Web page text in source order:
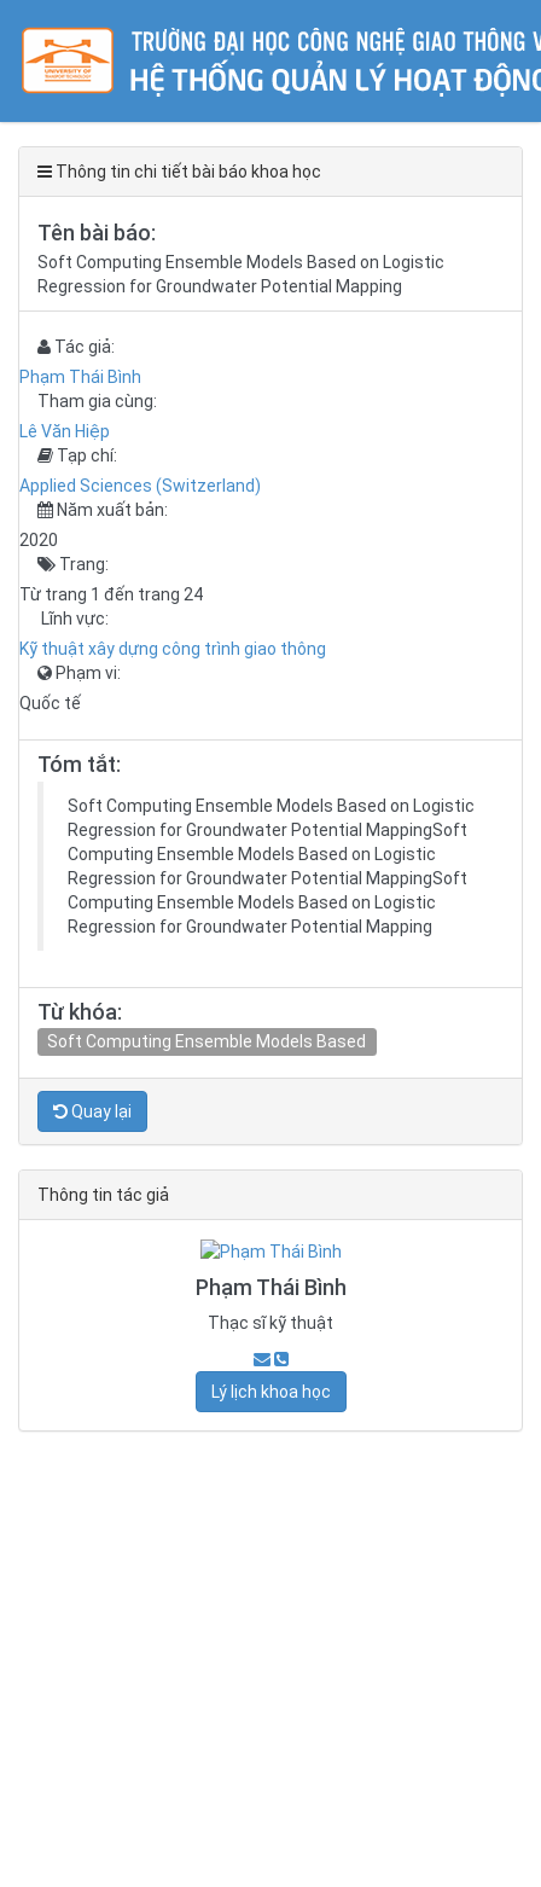
Thông tin chi tiết bài báo khoa học
Tên bài báo:
Soft Computing Ensemble Models Based on Logistic
Regression for Groundwater Potential Mapping
Tác giả:
Phạm Thái Bình
Tham gia cùng:
Lê Văn Hiệp
Tạp chí:
Applied Sciences (Switzerland)
Năm xuất bản:
2020
Trang:
Từ trang 1 đến trang 24
Lĩnh vực:
Kỹ thuật xây dựng công trình giao thông
Phạm vi:
Quốc tế
Tóm tắt:
Soft Computing Ensemble Models Based on Logistic
Regression for Groundwater Potential MappingSoft
Computing Ensemble Models Based on Logistic
Regression for Groundwater Potential MappingSoft
Computing Ensemble Models Based on Logistic
Regression for Groundwater Potential Mapping
Từ khóa:
Soft Computing Ensemble Models Based
Quay lại
Thông tin tác giả
Phạm Thái Bình
Thạc sĩ kỹ thuật
Lý lịch khoa học